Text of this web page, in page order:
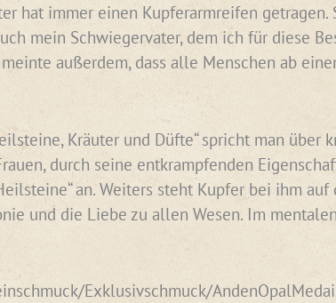
hat immer einen Kupferarmreifen
mein Schwiegervater, dem ich für diese
außerdem, dass alle Menschen ab
Kräuter und Düfte“ spricht man
durch seine entkrampfenden
an. Weiters steht Kupfer bei ihm
und die Liebe zu allen Wesen. Im
Exklusivschmuck/